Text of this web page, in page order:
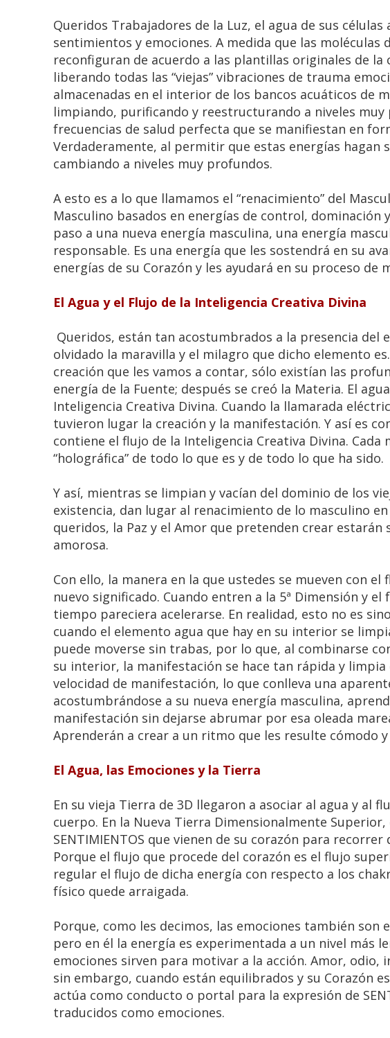
Queridos Trabajadores de la Luz, el agua de sus
sentimientos y emociones. A medida que las moléculas
reconfiguran de acuerdo a las plantillas originales de
liberando todas las “viejas” vibraciones de trauma
almacenadas en el interior de los bancos acuáticos de
limpiando, purificando y reestructurando a niveles
frecuencias de salud perfecta que se manifiestan en
Verdaderamente, al permitir que estas energías
cambiando a niveles muy profundos.
A esto es a lo que llamamos el “renacimiento” del
Masculino basados en energías de control,
paso a una nueva energía masculina, una energía
responsable. Es una energía que les sostendrá en su
energías de su Corazón y les ayudará en su proceso de
El Agua y el Flujo de la Inteligencia Creativa Divina
Queridos, están tan acostumbrados a la presencia del
olvidado la maravilla y el milagro que dicho elemento
creación que les vamos a contar, sólo existían las
energía de la Fuente; después se creó la Materia. El
Inteligencia Creativa Divina. Cuando la llamarada
tuvieron lugar la creación y la manifestación. Y así es
contiene el flujo de la Inteligencia Creativa Divina.
“holográfica” de todo lo que es y de todo lo que ha sido.
Y así, mientras se limpian y vacían del dominio de los
existencia, dan lugar al renacimiento de lo masculino
queridos, la Paz y el Amor que pretenden crear
amorosa.
Con ello, la manera en la que ustedes se mueven con
nuevo significado. Cuando entren a la 5ª Dimensión y
tiempo pareciera acelerarse. En realidad, esto no es
cuando el elemento agua que hay en su interior se
puede moverse sin trabas, por lo que, al combinarse
su interior, la manifestación se hace tan rápida y
velocidad de manifestación, lo que conlleva una
acostumbrándose a su nueva energía masculina,
manifestación sin dejarse abrumar por esa oleada
Aprenderán a crear a un ritmo que les resulte cómodo
El Agua, las Emociones y la Tierra
En su vieja Tierra de 3D llegaron a asociar al agua y al
cuerpo. En la Nueva Tierra Dimensionalmente
SENTIMIENTOS que vienen de su corazón para
Porque el flujo que procede del corazón es el flujo
regular el flujo de dicha energía con respecto a los
físico quede arraigada.
Porque, como les decimos, las emociones también
pero en él la energía es experimentada a un nivel más
emociones sirven para motivar a la acción. Amor, odio,
sin embargo, cuando están equilibrados y su Corazón
actúa como conducto o portal para la expresión de
traducidos como emociones.